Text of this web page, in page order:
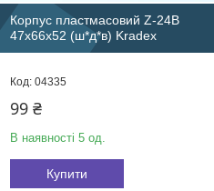
Корпус пластмасовий Z-24В
47х66х52 (ш*д*в) Kradex
04335
99 ₴
В наявності 5 од.
Купити